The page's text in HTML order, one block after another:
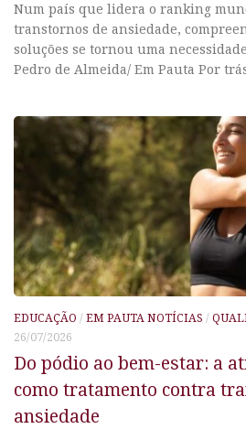
Num país que lidera o ranking
transtornos de ansiedade,
soluções se tornou uma
Pedro de Almeida/ Em Pauta Por
EDUCAÇÃO / EM PAUTA NOTÍCIAS /
26/07/2026
Do pódio ao bem-estar: a
como tratamento contra
ansiedade